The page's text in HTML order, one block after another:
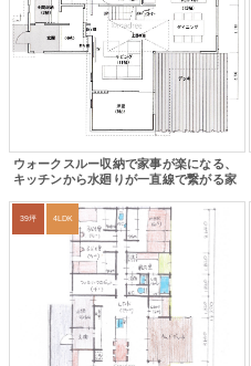
ウォークスルー収納で家事が楽になる、
キッチンから水廻りが一直線で繋がる家
39坪 4LDK